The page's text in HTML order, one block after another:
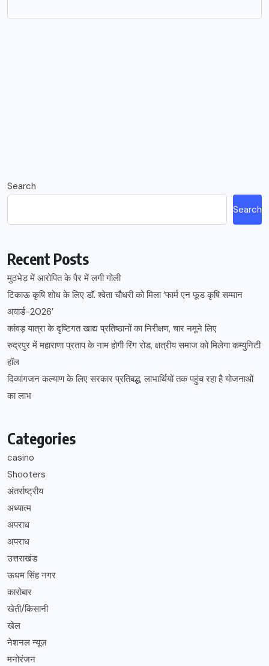
Search
Search
Recent Posts
मुठभेड़ में आरोपित के पैर में लगी गोली
टिकाऊ कृषि शोध के लिए डॉ. श्वेता चौधरी को मिला ‘फार्म एन फूड कृषि सम्मान
अवार्ड-2026’
कांवड़ यात्रा के दृष्टिगत खाद्य प्रतिष्ठानों का निरीक्षण, चार नमूने लिए
रुद्रपुर में महाराणा प्रताप के नाम होगी रिंग रोड, क्षत्रीय समाज को मिलेगा कम्युनिटी
हॉल
दिव्यांगजन कल्याण के लिए सरकार प्रतिबद्ध, लाभार्थियों तक पहुंच रहा है योजनाओं
का लाभ
Categories
casino
Shooters
अंतर्राष्ट्रीय
अध्यात्म
अपराध
अपराध
उत्तराखंड
ऊधम सिंह नगर
कारोबार
खेती/किसानी
खेल
नेशनल न्यूज़
मनोरंजन